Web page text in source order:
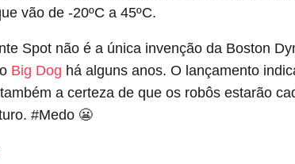
vão de -20ºC a 45ºC.
Spot não é a única invenção da Boston
Big Dog há alguns anos. O lançamento
a certeza de que os robôs estarão
#Medo 😬